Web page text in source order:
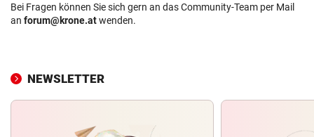
Bei Fragen können Sie sich gern an das Community-Team per Mail
an forum@krone.atwenden.
NEWSLETTER